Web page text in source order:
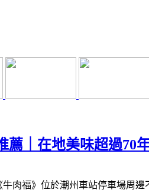
｜在地美味超過70
牛肉福》位於潮州車站停車場周